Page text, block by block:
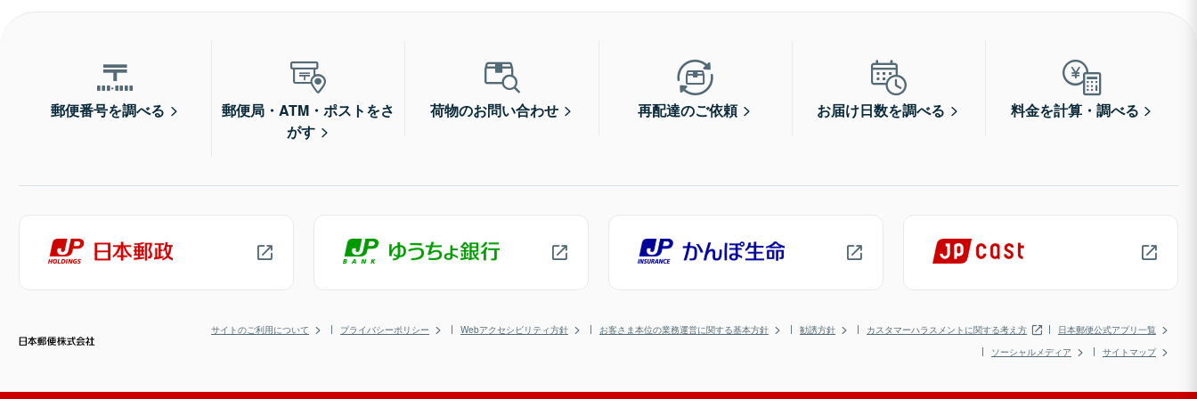
郵便番号を調べる
郵便局・ATM・ポストをさ
がす
荷物のお問い合わせ 再配達のご依頼 お届け日数を調べる 料金を計算・調べる
サイトのご利用について プライバシーポリシー Webアクセシビリティ方針 お客さま本位の業務運営に関する基本方針 勧誘方針 カスタマーハラスメントに関する考え方
日本郵便公式アプリ一覧
ソーシャルメディア
サイトマップ